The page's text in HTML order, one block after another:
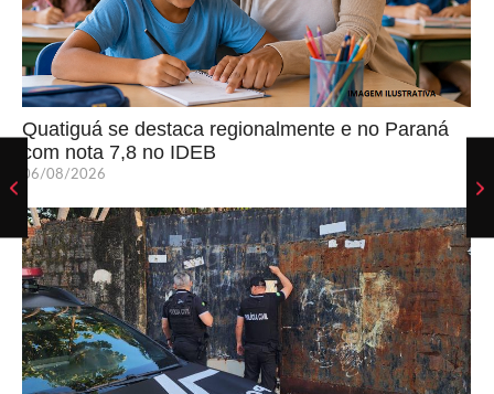
Quatiguá se destaca regionalmente e no Paraná
com nota 7,8 no IDEB
06/08/2026